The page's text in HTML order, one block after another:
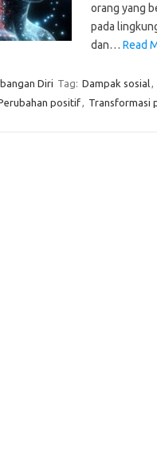
orang yang
pada
dan… Read
Diri Tag: Dampak sosial,
positif, Transformasi